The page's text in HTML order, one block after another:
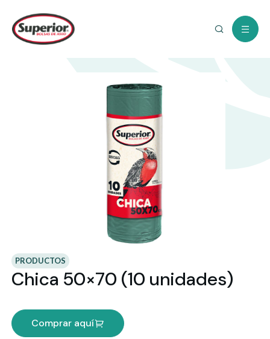
PRODUCTOS
Chica 50×70 (10 unidades)
Comprar aquí